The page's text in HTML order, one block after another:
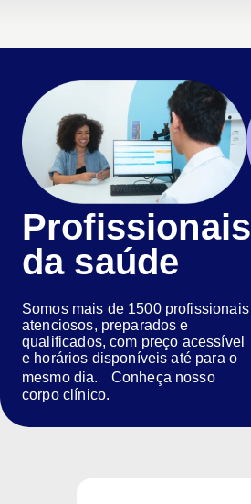
Profissionais
da saúde
Somos mais de 1500 profissionais
atenciosos, preparados e
qualificados, com preço acessível
e horários disponíveis até para o
mesmo dia. Conheça nosso
corpo clínico.